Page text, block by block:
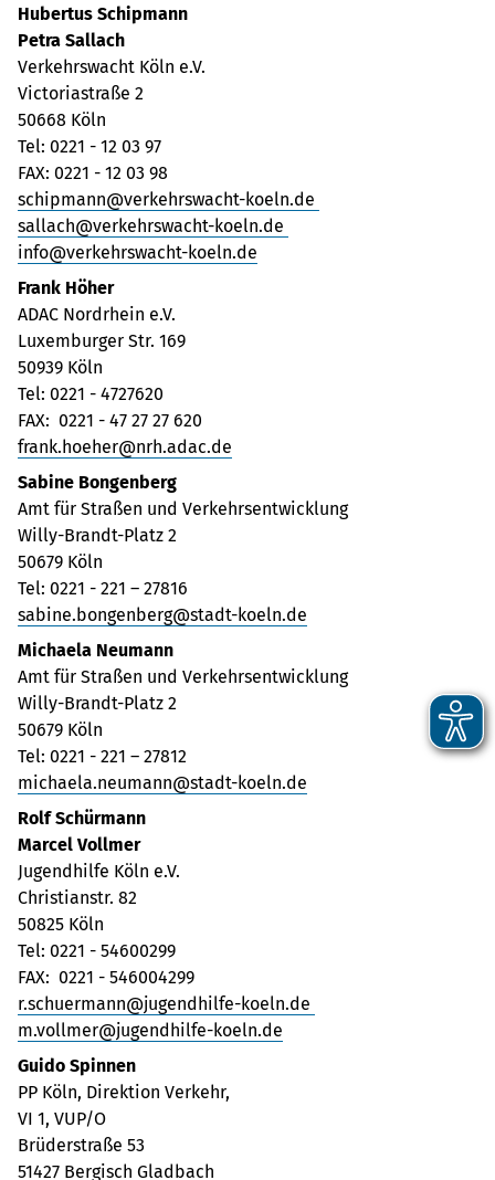
Hubertus Schipmann
Petra Sallach
Verkehrswacht Köln e.V.
Victoriastraße 2
50668 Köln
Tel: 0221 - 12 03 97
FAX: 0221 - 12 03 98
schipmann@verkehrswacht-koeln.de
sallach@verkehrswacht-koeln.de
info@verkehrswacht-koeln.de
Frank Höher
ADAC Nordrhein e.V.
Luxemburger Str. 169
50939 Köln
Tel: 0221 - 4727620
FAX: 0221 - 47 27 27 620
frank.hoeher@nrh.adac.de
Sabine Bongenberg
Amt für Straßen und Verkehrsentwicklung
Willy-Brandt-Platz 2
50679 Köln
Tel: 0221 - 221 – 27816
sabine.bongenberg@stadt-koeln.de
Michaela Neumann
Amt für Straßen und Verkehrsentwicklung
Willy-Brandt-Platz 2
50679 Köln
Tel: 0221 - 221 – 27812
michaela.neumann@stadt-koeln.de
Rolf Schürmann
Marcel Vollmer
Jugendhilfe Köln e.V.
Christianstr. 82
50825 Köln
Tel: 0221 - 54600299
FAX: 0221 - 546004299
r.schuermann@jugendhilfe-koeln.de
m.vollmer@jugendhilfe-koeln.de
Guido Spinnen
PP Köln, Direktion Verkehr,
VI 1, VUP/O
Brüderstraße 53
51427 Bergisch Gladbach